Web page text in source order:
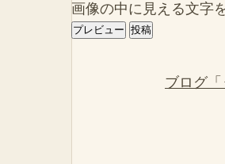
画像の中に見える文字
ブログ